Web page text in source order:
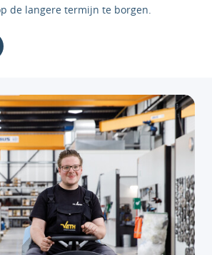
de langere termijn te borgen.